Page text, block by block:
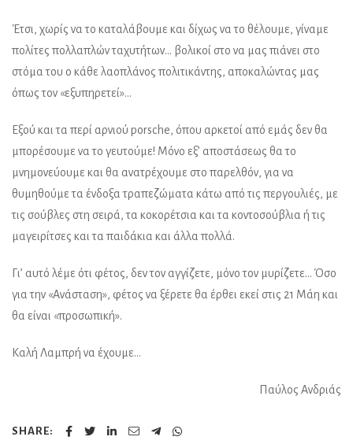
Έτσι, χωρίς να το καταλάβουμε και δίχως να το θέλουμε, γίναμε
πολίτες πολλαπλών ταχυτήτων… βολικοί στο να μας πιάνει στο
στόμα του ο κάθε λαοπλάνος πολιτικάντης, αποκαλώντας μας
όπως τον «εξυπηρετεί»…
Εξού και τα περί αρνιού porsche, όπου αρκετοί από εμάς δεν θα
μπορέσουμε να το γευτούμε! Μόνο εξ’ αποστάσεως θα το
μνημονεύουμε και θα ανατρέχουμε στο παρελθόν, για να
θυμηθούμε τα ένδοξα τραπεζώματα κάτω από τις περγουλιές, με
τις σούβλες στη σειρά, τα κοκορέτσια και τα κοντοσούβλια ή τις
μαγειρίτσες και τα παιδάκια και άλλα πολλά.
Γι’ αυτό λέμε ότι φέτος, δεν τον αγγίζετε, μόνο τον μυρίζετε… Όσο
για την «Ανάσταση», φέτος να ξέρετε θα έρθει εκεί στις 21 Μάη και
θα είναι «προσωπική».
Καλή Λαμπρή να έχουμε…
Παύλος Ανδριάς
SHARE: